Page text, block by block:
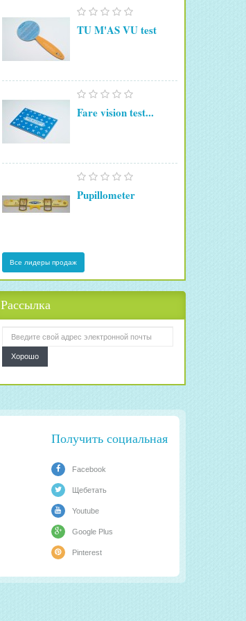
TU M'AS VU test
Fare vision test...
Pupillometer
Все лидеры продаж
Рассылка
Хорошо
Получить социальная
Facebook
Щебетать
Youtube
Google Plus
Pinterest